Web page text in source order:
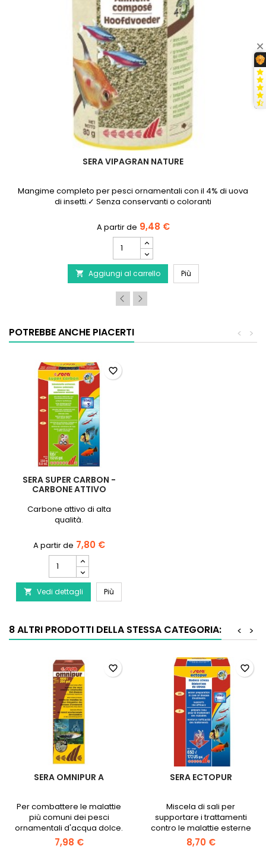
SERA VIPAGRAN NATURE
Mangime completo per pesci ornamentali con il 4% di uova
di insetti.✓ Senza conservanti o coloranti
9,48 €
quantità
del
prodotto
SERA
Vipagran
Nature
 Aggiungi al carrello PiùSERA Vipagran
POTREBBE ANCHE PIACERTI >
<
SERA SUPER CARBON -
CARBONE ATTIVO
Carbone attivo di alta
qualità.
7,80 €
quantità
del
prodotto
SERA
Carbon
-
 Vedi dettagli Più
favorite_border
8 ALTRI PRODOTTI DELLA STESSA CATEGORIA: >
<
SERA OMNIPUR A
Per combattere le malattie
più comuni dei pesci
ornamentali d'acqua dolce.
7,98 €
favorite_border
SERA ECTOPUR
Miscela di sali per
supportare i trattamenti
contro le malattie esterne
dei pesci
8,70 €
favorite_border